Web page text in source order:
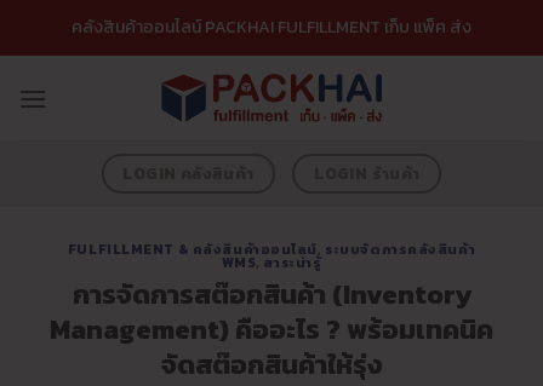
เนื้อหา
คลังสินค้าออนไลน์ PACKHAI FULFILLMENT เก็บ แพ็ค ส่ง
FULFILLMENT & คลังสินค้าออนไลน์, ระบบจัดการคลังสินค้า
WMS, สาระน่ารู้
การจัดการสต๊อกสินค้า (Inventory
Management) คืออะไร ? พร้อมเทคนิค
จัดสต๊อกสินค้าให้รุ่ง